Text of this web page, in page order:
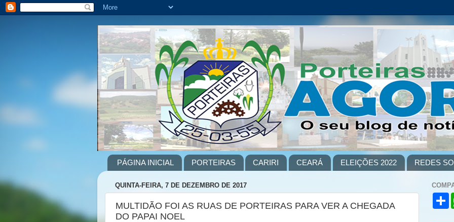
PÁGINA INICIAL PORTEIRAS CARIRI CEARÁ ELEIÇÕES 2022 REDES
QUINTA-FEIRA, 7 DE DEZEMBRO DE 2017
MULTIDÃO FOI AS RUAS DE PORTEIRAS PARA VER A CHEGADA
DO PAPAI NOEL
S